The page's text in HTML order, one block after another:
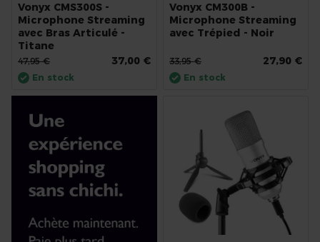
Vonyx CMS300S -
Microphone Streaming
avec Bras Articulé -
Titane
37,00 €
47,95 €
En stock
Vonyx CM300B -
Microphone Streaming
avec Trépied - Noir
27,90 €
33,95 €
En stock